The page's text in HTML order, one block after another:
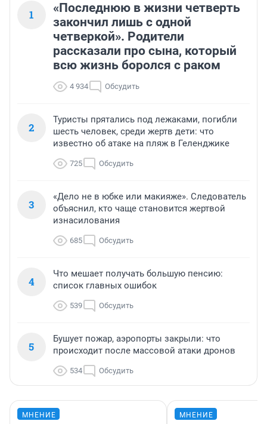
1
«Последнюю в жизни четверть
закончил лишь с одной
четверкой». Родители
рассказали про сына, который
всю жизнь боролся с раком
4 934 Обсудить
2
Туристы прятались под лежаками, погибли
шесть человек, среди жертв дети: что
известно об атаке на пляж в Геленджике
725 Обсудить
3
«Дело не в юбке или макияже». Следователь
объяснил, кто чаще становится жертвой
изнасилования
685 Обсудить
4
Что мешает получать большую пенсию:
список главных ошибок
539 Обсудить
5
Бушует пожар, аэропорты закрыли: что
происходит после массовой атаки дронов
534 Обсудить
МНЕНИЕ МНЕНИЕ